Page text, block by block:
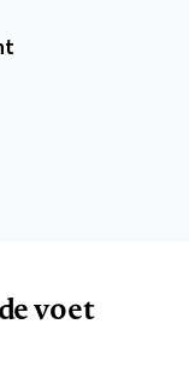
voet